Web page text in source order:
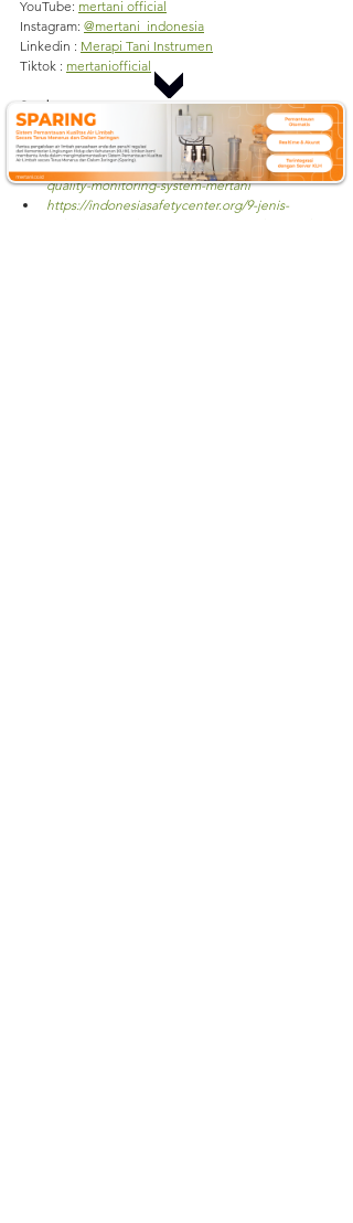
YouTube: mertani official
Instagram: @mertani_indonesia
Linkedin : Merapi Tani Instrumen
Tiktok : mertaniofficial
Sumber :
https://www.kompasiana.com/onyourza/6621e71e
1470933f83008e12/memantau-kualitas-air-di-
lingkungan-sekitar-menggunakan-wqms-water-
quality-monitoring-system-mertani
https://indonesiasafetycenter.org/9-jenis-